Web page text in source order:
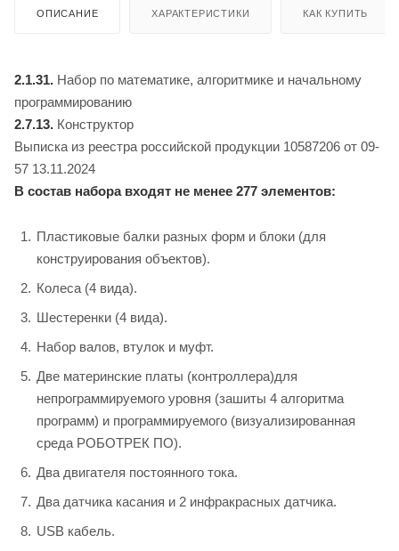
ОПИСАНИЕ ХАРАКТЕРИСТИКИ КАК КУПИТЬ
2.1.31. Набор по математике, алгоритмике и начальному
программированию
2.7.13. Конструктор
Выписка из реестра российской продукции 10587206 от 09-
57 13.11.2024
В состав набора входят не менее 277 элементов:
Пластиковые балки разных форм и блоки (для
конструирования объектов).
Колеса (4 вида).
Шестеренки (4 вида).
Набор валов, втулок и муфт.
Две материнские платы (контроллера)для
непрограммируемого уровня (зашиты 4 алгоритма
программ) и программируемого (визуализированная
среда РОБОТРЕК ПО).
Два двигателя постоянного тока.
Два датчика касания и 2 инфракрасных датчика.
USB кабель.